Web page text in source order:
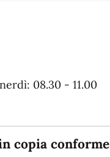
08.30 - 11.00
copia conforme